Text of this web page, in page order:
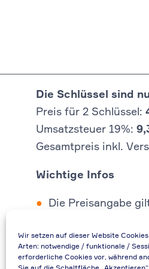
Wir setzen auf dieser Website
Arten: notwendige / funktionale /
erforderliche Cookies vor, während
Die Schlüssel sind
Preis für 2 Schlüssel:
Umsatzsteuer 19%:
Gesamtpreis inkl.
Wichtige Infos
Die Preisangabe
Bei Rückfragen
Bei Angabe von